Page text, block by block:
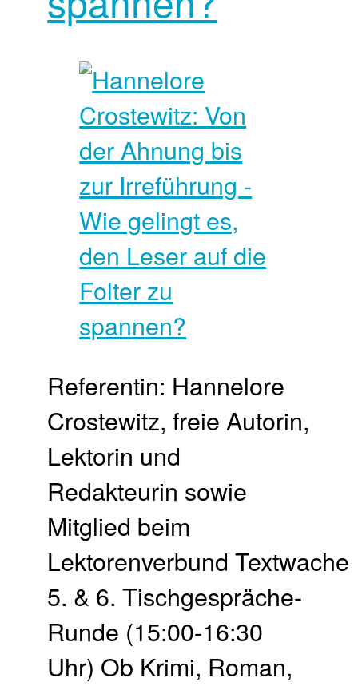
Referentin: Hannelore
Crostewitz, freie Autorin,
Lektorin und
Redakteurin sowie
Mitglied beim
Lektorenverbund Textwache
5. & 6. Tischgespräche-
Runde (15:00-16:30
Uhr) Ob Krimi, Roman,